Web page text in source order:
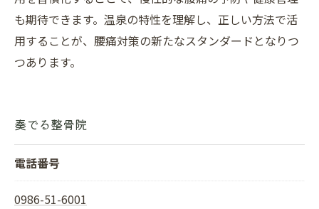
も期待できます。温泉の特性を理解し、正しい方法で活
用することが、腰痛対策の新たなスタンダードとなりつ
つあります。
奏でる整骨院
電話番号
0986-51-6001